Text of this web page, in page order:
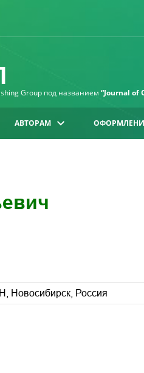
Group под названием “Journal of
АВТОРАМ
Новосибирск, Россия